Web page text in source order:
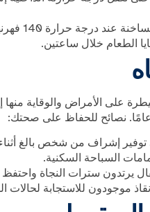
الطعام خلال ساعتين.
على الأمراض والوقاية منها
إشراف من شخص بالغ أثناء
السباحة السكنية.
يرتدون سترات النجاة واحتفظ
موجودون للاستجابة لحالات